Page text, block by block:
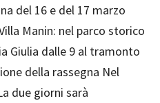
del 16 e del 17 marzo
Manin: nel parco storico
Giulia dalle 9 al tramonto
della rassegna Nel
due giorni sarà